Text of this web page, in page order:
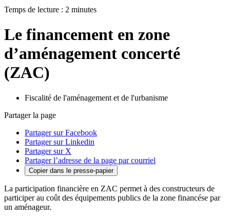
Temps de lecture : 2 minutes
Le financement en zone
d’aménagement concerté
(ZAC)
Fiscalité de l'aménagement et de l'urbanisme
Partager la page
Partager sur Facebook
Partager sur Linkedin
Partager sur X
Partager l’adresse de la page par courriel
Copier dans le presse-papier
La participation financière en ZAC permet à des constructeurs de
participer au coût des équipements publics de la zone financése par
un aménageur.